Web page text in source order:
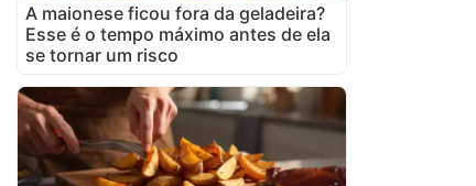
A maionese ficou fora da geladeira?
Esse é o tempo máximo antes de ela
se tornar um risco